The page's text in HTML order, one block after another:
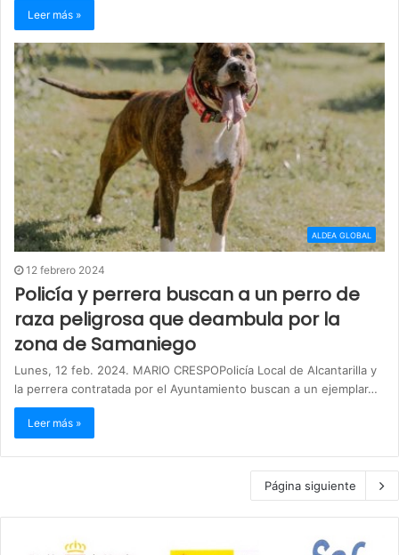
Leer más »
ALDEA GLOBAL
12 febrero 2024
Policía y perrera buscan a un perro de
raza peligrosa que deambula por la
zona de Samaniego
Lunes, 12 feb. 2024. MARIO CRESPOPolicía Local de Alcantarilla y
la perrera contratada por el Ayuntamiento buscan a un ejemplar…
Leer más »
Página siguiente